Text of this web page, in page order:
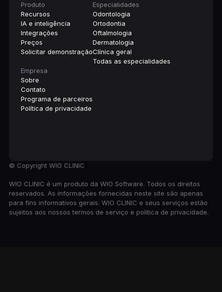
Produto
Recursos
IA e inteligência
Integrações
Preços
Solicitar demonstração
Especialidades
Odontologia
Ortodontia
Oftalmologia
Dermatologia
Clínica geral
Todas as especialidades
Empresa
Sobre
Contato
Programa de parceiros
Política de privacidade
© Copyright WIO CLINIC
WIO CLINIC é um produto da WIO Software. Todos os direitos
reservados. As informações fornecidas neste site são apenas
para fins informativos gerais. WIO CLINIC e seus serviços estão
sujeitos aos nossos termos de serviço e política de privacidade.